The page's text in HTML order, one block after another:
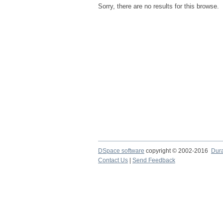
Sorry, there are no results for this browse.
DSpace software copyright © 2002-2016
Contact Us
Send Feedback